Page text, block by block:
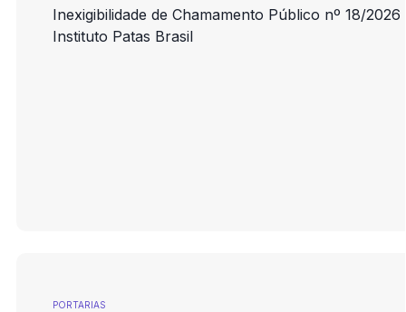
Inexigibilidade de Chamamento Público nº 18/2026
Instituto Patas Brasil
PORTARIAS